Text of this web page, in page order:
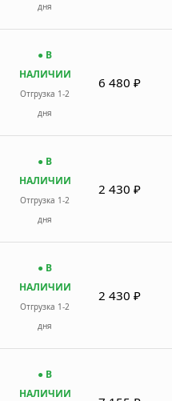
дня
● В
НАЛИЧИИ
Отгрузка 1-2
дня
6 480 ₽
● В
НАЛИЧИИ
Отгрузка 1-2
дня
2 430 ₽
● В
НАЛИЧИИ
Отгрузка 1-2
дня
2 430 ₽
● В
НАЛИЧИИ